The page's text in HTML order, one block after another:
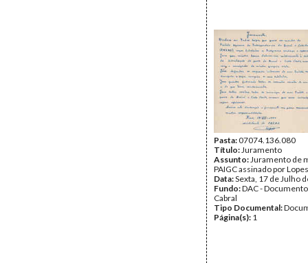
Pasta:07074.136.080
Título:Juramento
Assunto:Juramento de
PAIGC assinado por
Data:Sexta, 17 de Julho
Fundo:DAC -
Cabral
Tipo Documental:
Página(s): 1